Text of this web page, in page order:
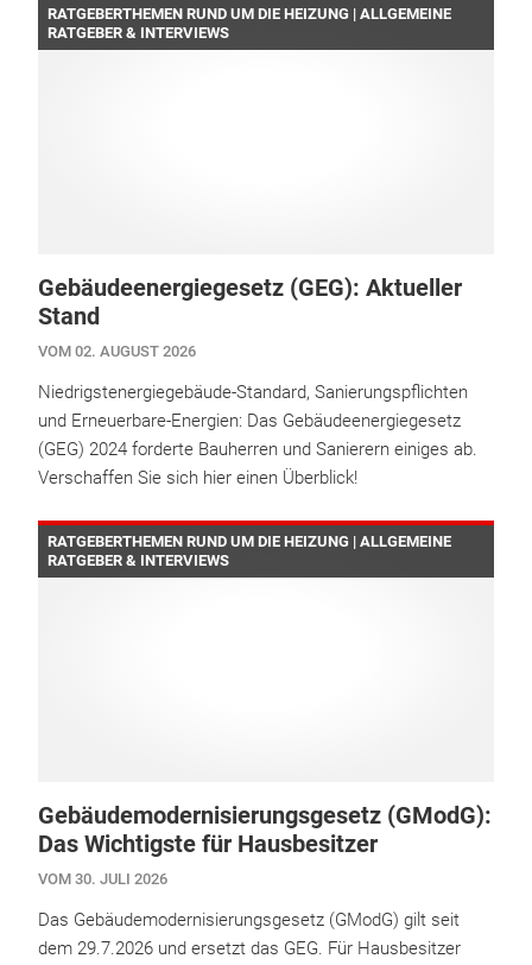
RATGEBERTHEMEN RUND UM DIE HEIZUNG | ALLGEMEINE
RATGEBER & INTERVIEWS
Gebäudeenergiegesetz (GEG): Aktueller
Stand
VOM 02. AUGUST 2026
Niedrigstenergiegebäude-Standard, Sanierungspflichten
und Erneuerbare-Energien: Das Gebäudeenergiegesetz
(GEG) 2024 forderte Bauherren und Sanierern einiges ab.
Verschaffen Sie sich hier einen Überblick!
RATGEBERTHEMEN RUND UM DIE HEIZUNG | ALLGEMEINE
RATGEBER & INTERVIEWS
Gebäudemodernisierungsgesetz (GModG):
Das Wichtigste für Hausbesitzer
VOM 30. JULI 2026
Das Gebäudemodernisierungsgesetz (GModG) gilt seit
dem 29.7.2026 und ersetzt das GEG. Für Hausbesitzer